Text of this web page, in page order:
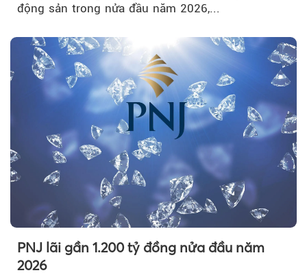
động sản trong nửa đầu năm 2026,...
PNJ lãi gần 1.200 tỷ đồng nửa đầu năm
2026